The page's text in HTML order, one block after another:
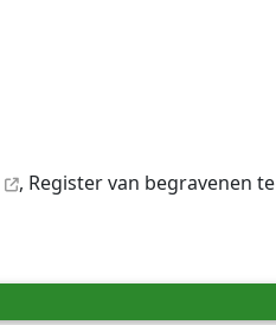
, Register van begravenen te